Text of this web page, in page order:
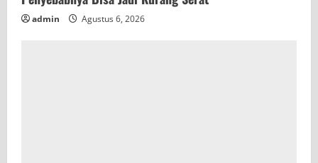
admin Agustus 6, 2026